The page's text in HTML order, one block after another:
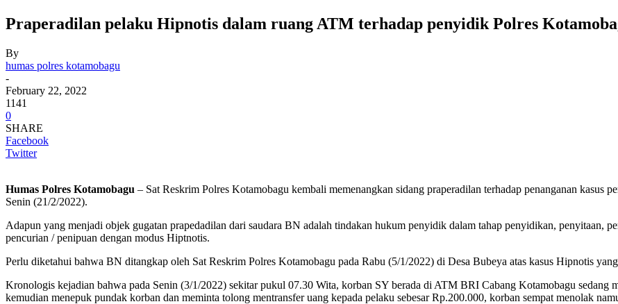
Praperadilan pelaku Hipnotis dalam ruang ATM terhadap penyidik Polres
By
humas polres kotamobagu
-
February 22, 2022
1141
0
SHARE
Facebook
Twitter
Humas Polres Kotamobagu – Sat Reskrim Polres Kotamobagu kembali memenangkan sidang praperadilan terhadap penanganan kasus
Senin (21/2/2022).
Adapun yang menjadi objek gugatan prapedadilan dari saudara BN adalah tindakan hukum penyidik dalam tahap penyidikan, penyitaan,
pencurian / penipuan dengan modus Hiptnotis.
Perlu diketahui bahwa BN ditangkap oleh Sat Reskrim Polres Kotamobagu pada Rabu (5/1/2022) di Desa Bubeya atas kasus Hipnotis
Kronologis kejadian bahwa pada Senin (3/1/2022) sekitar pukul 07.30 Wita, korban SY berada di ATM BRI Cabang Kotamobagu sedang
kemudian menepuk pundak korban dan meminta tolong mentransfer uang kepada pelaku sebesar Rp.200.000, korban sempat menolak